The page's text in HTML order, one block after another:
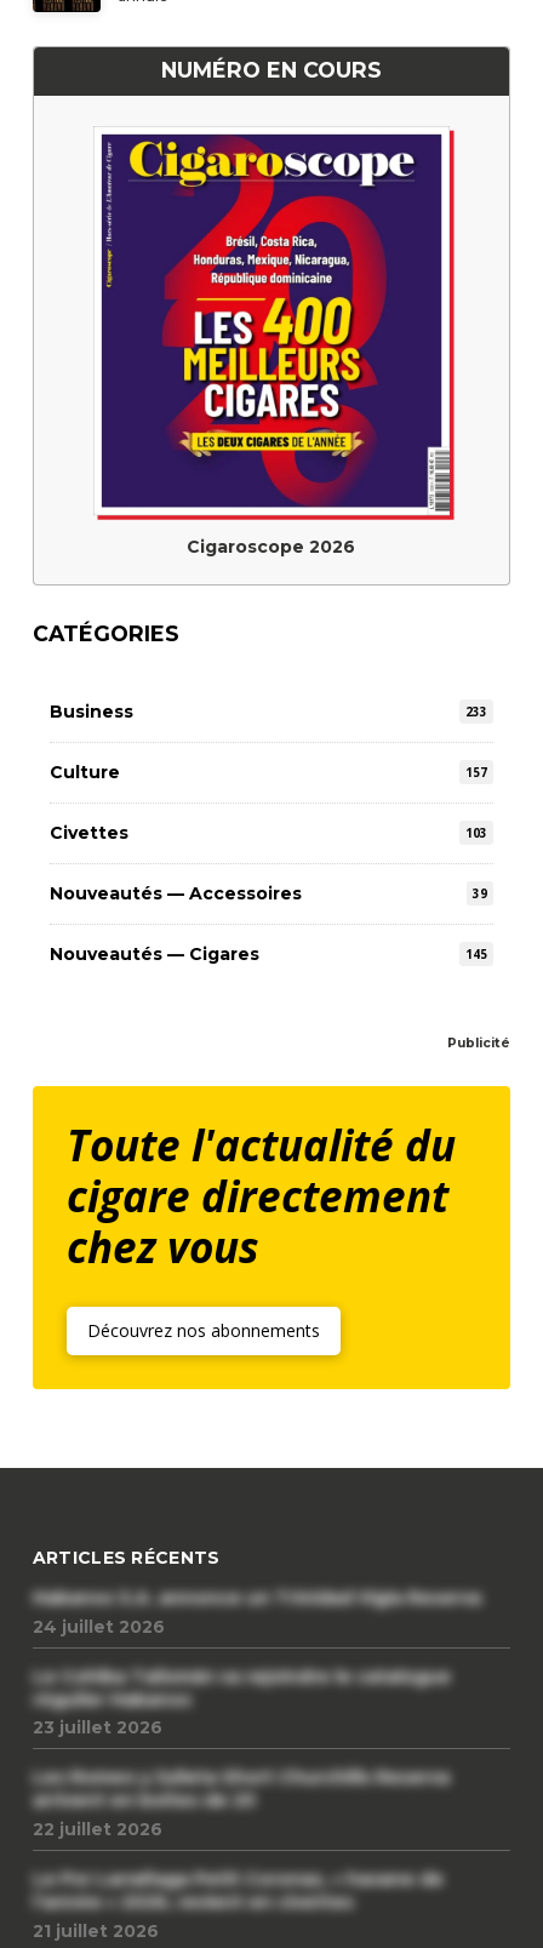
NUMÉRO EN COURS
Cigaroscope 2026
CATÉGORIES
Business 233
Culture 157
Civettes 103
Nouveautés — Accessoires 39
Nouveautés — Cigares 145
Publicité
Toute l'actualité du
cigare directement
chez vous
Découvrez nos abonnements
ARTICLES RÉCENTS
Habanos S.A. annonce un Trinidad Vigia Reserva
24 juillet 2026
Le Cohiba Talismán va rejoindre le catalogue
régulier Habanos
23 juillet 2026
Les Romeo y Julieta Short Churchills Reserva
arrivent en boîtes de 20
22 juillet 2026
Le Por Larrañaga Petit Coronas, « havane de
l’année » 2026, revient en civettes
21 juillet 2026